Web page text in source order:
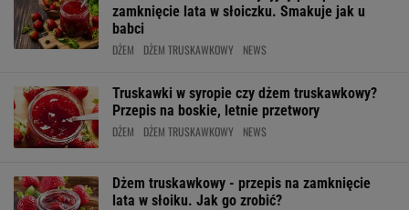
zamknięcie lata w słoiczku. Smakuje jak u
babci
DŻEM DŻEM TRUSKAWKOWY NEWS
Truskawki w syropie czy dżem truskawkowy?
Przepis na boskie, letnie przetwory
DŻEM DŻEM TRUSKAWKOWY NEWS
Dżem truskawkowy - przepis na zamknięcie
lata w słoiku. Jak go zrobić?